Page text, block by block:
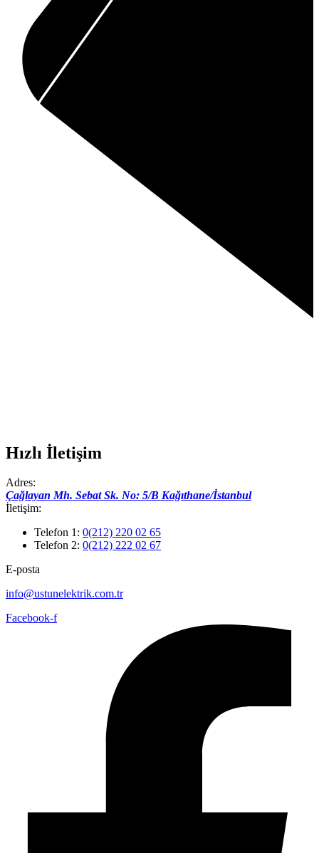
Hızlı İletişim
Adres:
Çağlayan Mh. Sebat Sk. No: 5/B Kağıthane/İstanbul
İletişim:
Telefon 1: 0(212) 220 02 65
Telefon 2: 0(212) 222 02 67
E-posta
info@ustunelektrik.com.tr
Facebook-f